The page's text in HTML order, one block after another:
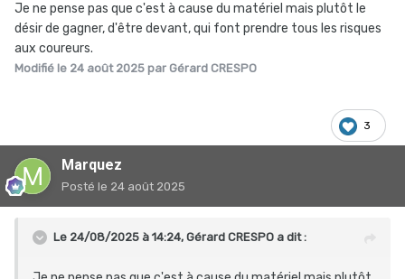
Je ne pense pas que c'est à cause du matériel mais plutôt le
désir de gagner, d'être devant, qui font prendre tous les risques
aux coureurs.
Modifié le 24 août 2025 par Gérard CRESPO
3
Marquez
Posté le 24 août 2025
Le 24/08/2025 à 14:24, Gérard CRESPO a dit :